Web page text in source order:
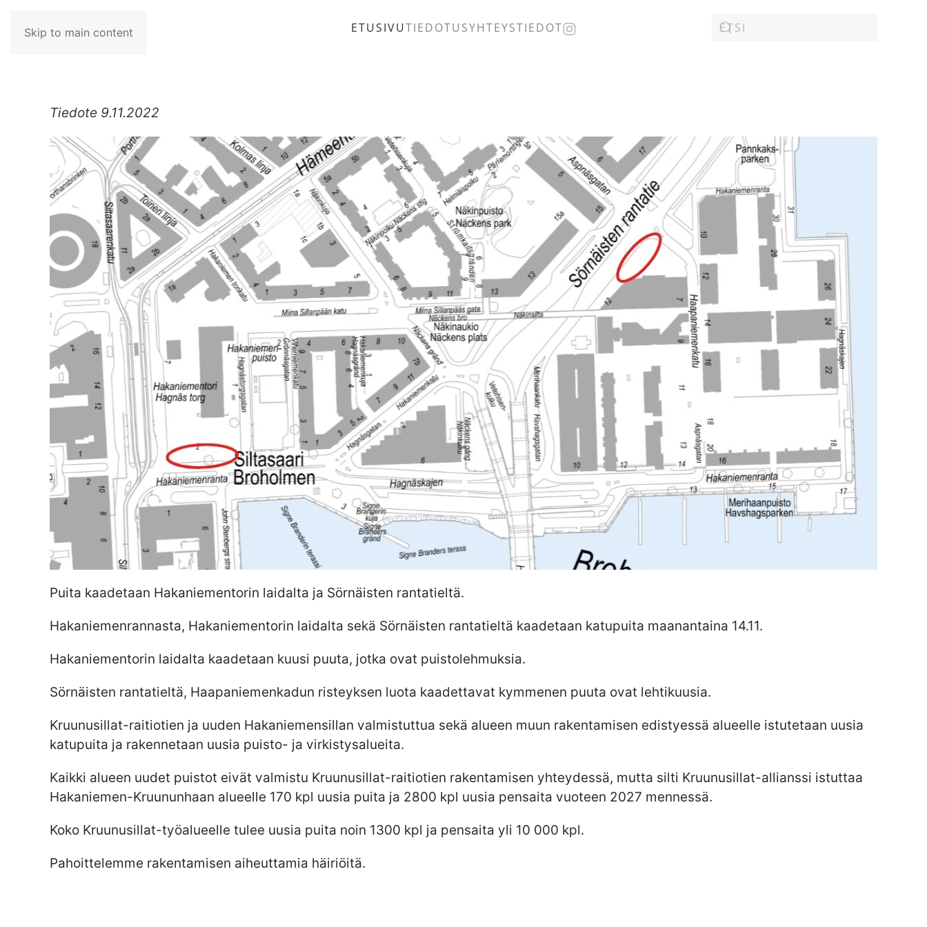
Skip to main content ETUSIVUTIEDOTUSYHTEYSTIEDOT
Tiedote 9.11.2022
Puita kaadetaan Hakaniementorin laidalta ja Sörnäisten rantatieltä.
Hakaniemenrannasta, Hakaniementorin laidalta sekä Sörnäisten rantatieltä kaadetaan katupuita maanantaina 14.11.
Hakaniementorin laidalta kaadetaan kuusi puuta, jotka ovat puistolehmuksia.
Sörnäisten rantatieltä, Haapaniemenkadun risteyksen luota kaadettavat kymmenen puuta ovat lehtikuusia.
Kruunusillat-raitiotien ja uuden Hakaniemensillan valmistuttua sekä alueen muun rakentamisen edistyessä alueelle istutetaan uusia
katupuita ja rakennetaan uusia puisto- ja virkistysalueita.
Kaikki alueen uudet puistot eivät valmistu Kruunusillat-raitiotien rakentamisen yhteydessä, mutta silti Kruunusillat-allianssi istuttaa
Hakaniemen-Kruununhaan alueelle 170 kpl uusia puita ja 2800 kpl uusia pensaita vuoteen 2027 mennessä.
Koko Kruunusillat-työalueelle tulee uusia puita noin 1300 kpl ja pensaita yli 10 000 kpl.
Pahoittelemme rakentamisen aiheuttamia häiriöitä.